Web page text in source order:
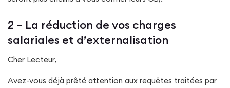
2 – La réduction de vos charges
salariales et d’externalisation
Cher Lecteur,
Avez-vous déjà prêté attention aux requêtes traitées par